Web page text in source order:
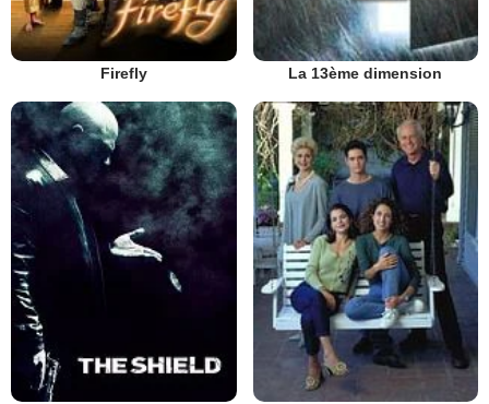
Firefly La 13ème dimension